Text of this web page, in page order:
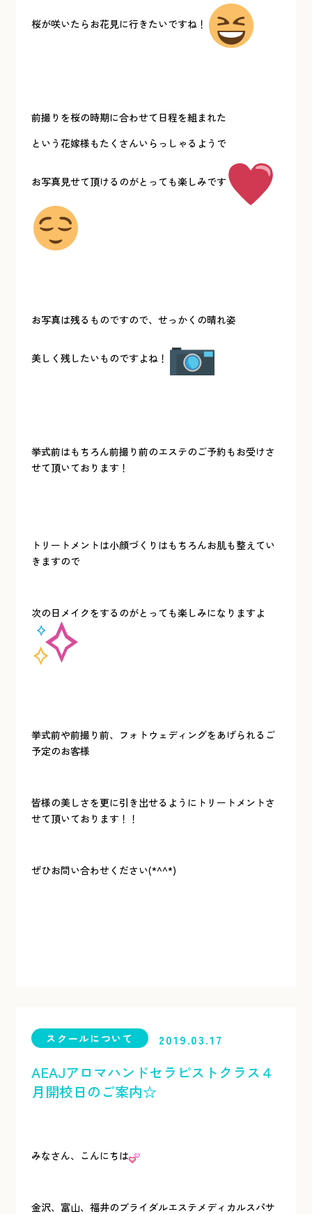
桜が咲いたらお花見に行きたいですね！
前撮りを桜の時期に合わせて日程を組まれた
という花嫁様もたくさんいらっしゃるようで
お写真見せて頂けるのがとっても楽しみです
お写真は残るものですので、せっかくの晴れ姿
美しく残したいものですよね！
挙式前はもちろん前撮り前のエステのご予約もお受けさ
せて頂いております！
トリートメントは小顔づくりはもちろんお肌も整えてい
きますので
次の日メイクをするのがとっても楽しみになりますよ
挙式前や前撮り前、フォトウェディングをあげられるご
予定のお客様
皆様の美しさを更に引き出せるようにトリートメントさ
せて頂いております！！
ぜひお問い合わせください(*^^*)
スクールについて 2019.03.17
AEAJアロマハンドセラピストクラス４
月開校日のご案内☆
みなさん、こんにちは
金沢、富山、福井のブライダルエステメディカルスパサ